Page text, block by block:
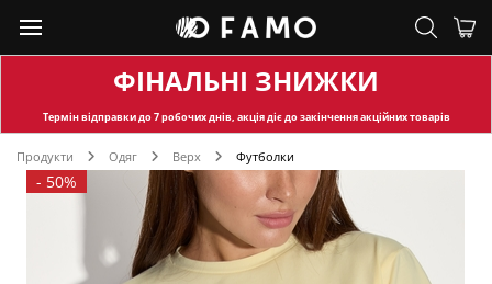
ФІНАЛЬНІ ЗНИЖКИ
Термін відправкидо 7 робочих днів, акція діє до закінчення акційних товарів
Продукти Одяг Верх Футболки
- 50%